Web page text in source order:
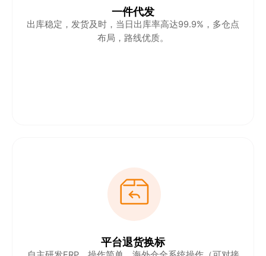
一件代发
出库稳定，发货及时，当日出库率高达99.9%，多仓点
布局，路线优质。
平台退货换标